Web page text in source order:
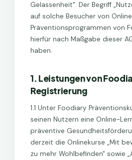
Gelassenheit". Der Begriff
auf solche Besucher von
Präventionsprogrammen von
hierfür nach Maßgabe dieser
haben.
1. Leistungen von
Registrierung
1.1 Unter Foodiary
seinen Nutzern eine Online-
präventive
derzeit die Onlinekurse „Mit
zu mehr Wohlbefinden" sowie